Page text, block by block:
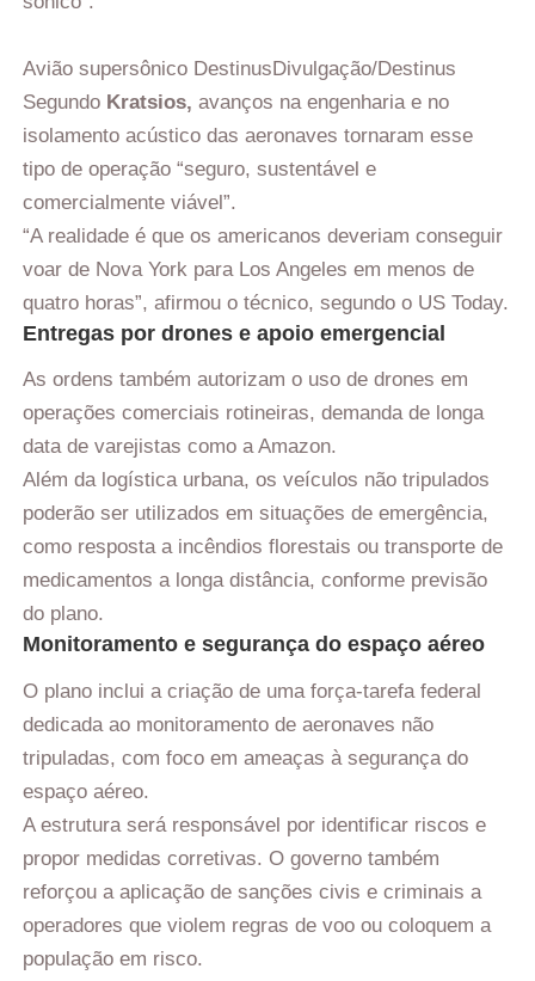
Avião supersônico Destinus Divulgação/Destinus
Segundo Kratsios, avanços na engenharia e no
isolamento acústico das aeronaves tornaram esse
tipo de operação “seguro, sustentável e
comercialmente viável”.
“A realidade é que os americanos deveriam conseguir
voar de Nova York para Los Angeles em menos de
quatro horas”, afirmou o técnico, segundo o US Today.
Entregas por drones e apoio emergencial
As ordens também autorizam o uso de drones em
operações comerciais rotineiras, demanda de longa
data de varejistas como a Amazon.
Além da logística urbana, os veículos não tripulados
poderão ser utilizados em situações de emergência,
como resposta a incêndios florestais ou transporte de
medicamentos a longa distância, conforme previsão
do plano.
Monitoramento e segurança do espaço aéreo
O plano inclui a criação de uma força-tarefa federal
dedicada ao monitoramento de aeronaves não
tripuladas, com foco em ameaças à segurança do
espaço aéreo.
A estrutura será responsável por identificar riscos e
propor medidas corretivas. O governo também
reforçou a aplicação de sanções civis e criminais a
operadores que violem regras de voo ou coloquem a
população em risco.